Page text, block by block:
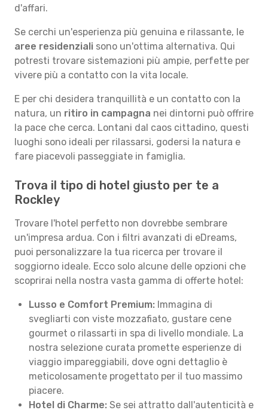
d'affari.
Se cerchi un'esperienza più genuina e rilassante, le
aree residenziali sono un'ottima alternativa. Qui
potresti trovare sistemazioni più ampie, perfette per
vivere più a contatto con la vita locale.
E per chi desidera tranquillità e un contatto con la
natura, un ritiro in campagna nei dintorni può offrire
la pace che cerca. Lontani dal caos cittadino, questi
luoghi sono ideali per rilassarsi, godersi la natura e
fare piacevoli passeggiate in famiglia.
Trova il tipo di hotel giusto per te a
Rockley
Trovare l'hotel perfetto non dovrebbe sembrare
un'impresa ardua. Con i filtri avanzati di eDreams,
puoi personalizzare la tua ricerca per trovare il
soggiorno ideale. Ecco solo alcune delle opzioni che
scoprirai nella nostra vasta gamma di offerte hotel:
Lusso e Comfort Premium: Immagina di
svegliarti con viste mozzafiato, gustare cene
gourmet o rilassarti in spa di livello mondiale. La
nostra selezione curata promette esperienze di
viaggio impareggiabili, dove ogni dettaglio è
meticolosamente progettato per il tuo massimo
piacere.
Hotel di Charme: Se sei attratto dall'autenticità e